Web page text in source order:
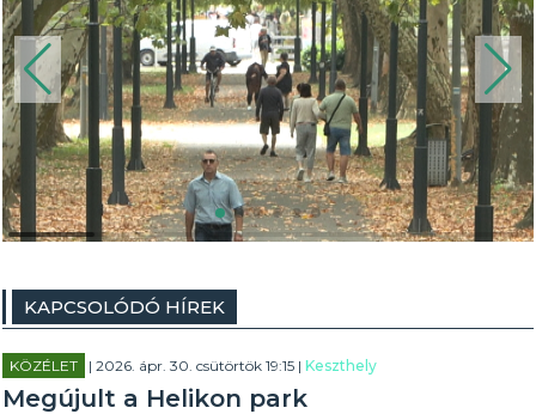
KAPCSOLÓDÓ HÍREK
KÖZÉLET | 2026. ápr. 30. csütörtök 19:15 |Keszthely
Megújult a Helikon park